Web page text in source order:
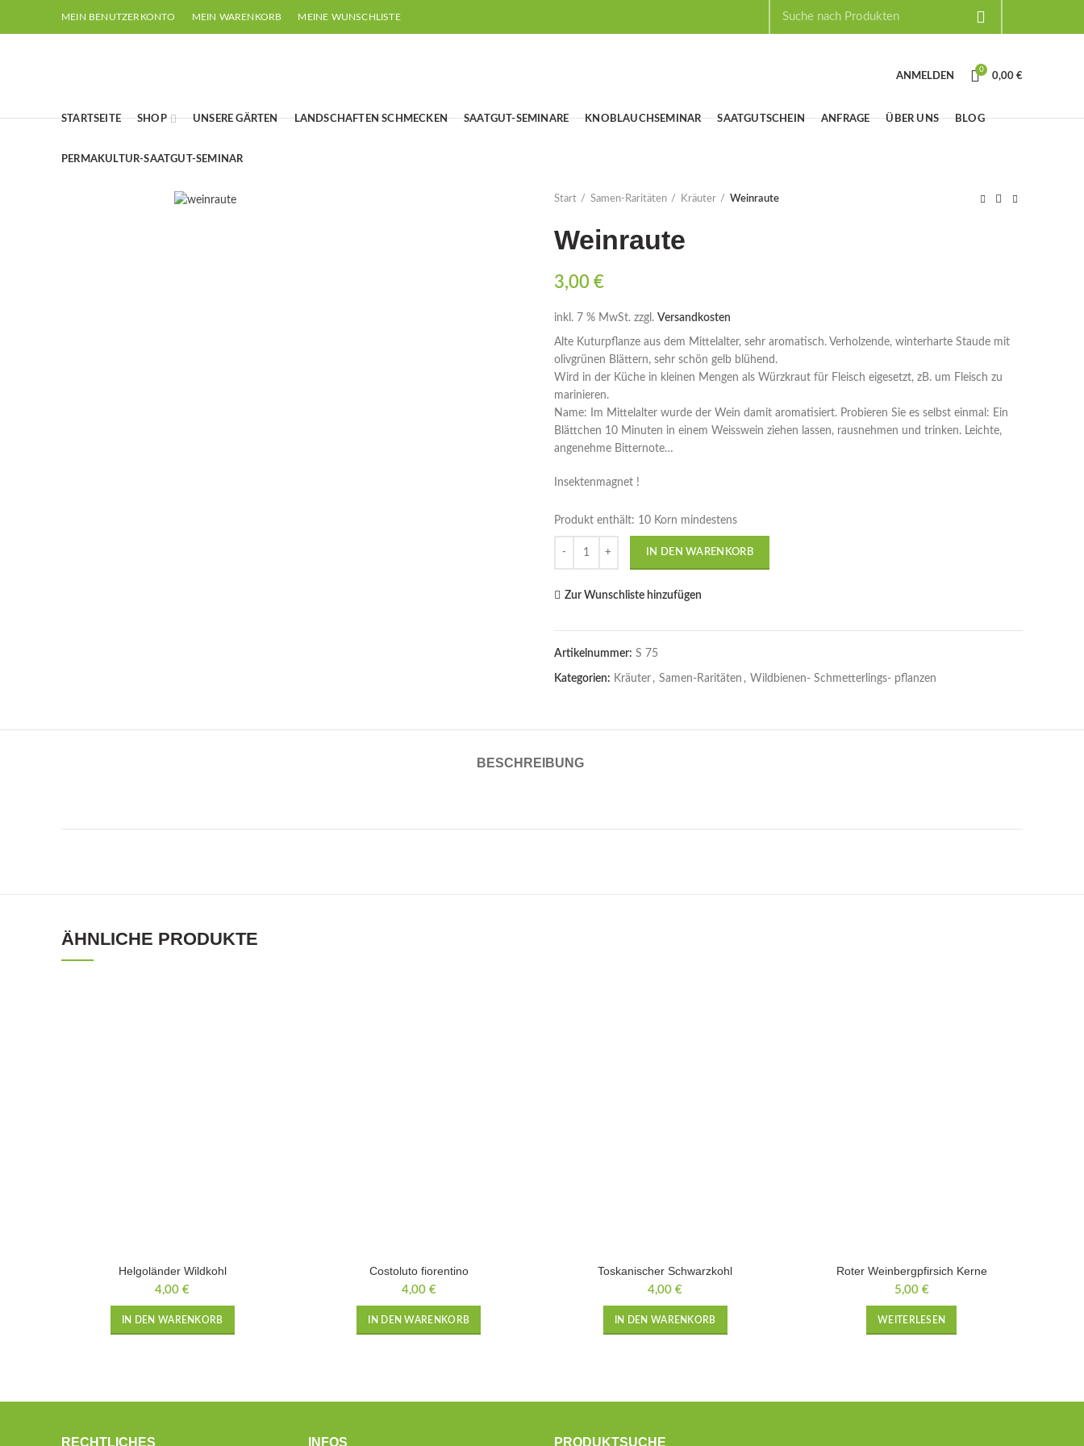
MEIN BENUTZERKONTO MEIN WARENKORB MEINE WUNSCHLISTE
ANMELDEN
0
0,00 €
STARTSEITE SHOP UNSERE GÄRTEN LANDSCHAFTEN SCHMECKEN SAATGUT-SEMINARE KNOBLAUCHSEMINAR SAATGUTSCHEIN ANFRAGE ÜBER UNS BLOG
PERMAKULTUR-SAATGUT-SEMINAR
Start Samen-Raritäten Kräuter Weinraute
Weinraute
3,00 €
inkl. 7 % MwSt. zzgl. Versandkosten
Alte Kuturpflanze aus dem Mittelalter, sehr aromatisch. Verholzende, winterharte Staude mit
olivgrünen Blättern, sehr schön gelb blühend.
Wird in der Küche in kleinen Mengen als Würzkraut für Fleisch eigesetzt, zB. um Fleisch zu
marinieren.
Name: Im Mittelalter wurde der Wein damit aromatisiert. Probieren Sie es selbst einmal: Ein
Blättchen 10 Minuten in einem Weisswein ziehen lassen, rausnehmen und trinken. Leichte,
angenehme Bitternote…
Insektenmagnet !
Produkt enthält: 10 Korn mindestens
IN DEN WARENKORB
Zur Wunschliste hinzufügen
Artikelnummer: S 75
Kategorien: Kräuter , Samen-Raritäten , Wildbienen- Schmetterlings- pflanzen
BESCHREIBUNG
ÄHNLICHE PRODUKTE
Helgoländer Wildkohl
4,00€
IN DEN WARENKORB
Costoluto fiorentino
4,00 €
IN DEN WARENKORB
Toskanischer Schwarzkohl
4,00€
IN DEN WARENKORB
Roter Weinbergpfirsich Kerne
5,00 €
WEITERLESEN
RECHTLICHES INFOS PRODUKTSUCHE